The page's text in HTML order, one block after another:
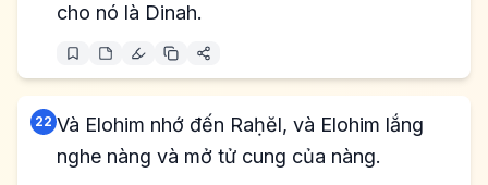
cho nó là Dinah.
22 Và Elohim nhớ đến Raḥĕl, và Elohim lắng
nghe nàng và mở tử cung của nàng.